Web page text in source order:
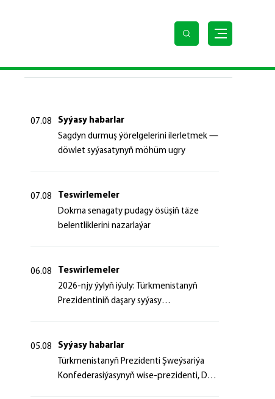
07.08
Syýasy habarlar
Sagdyn durmuş ýörelgelerini ilerletmek —
döwlet syýasatynyň möhüm ugry
07.08
Teswirlemeler
Dokma senagaty pudagy ösüşiň täze
belentliklerini nazarlaýar
06.08
Teswirlemeler
2026-njy ýylyň iýuly: Türkmenistanyň
Prezidentiniň daşary syýasy
05.08
Syýasy habarlar
Türk­me­nis­ta­nyň Prezidenti Şweý­sa­ri­ýa
Kon­fe­de­ra­si­ýa­sy­nyň wi­se-prezidenti, Da­